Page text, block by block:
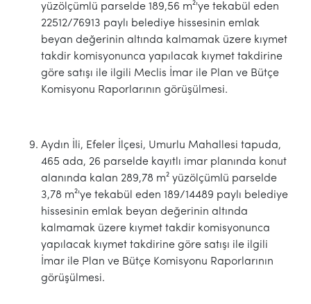
yüzölçümlü parselde 189,56 m²'ye tekabül eden
22512/76913 paylı belediye hissesinin emlak
beyan değerinin altında kalmamak üzere kıymet
takdir komisyonunca yapılacak kıymet takdirine
göre satışı ile ilgili Meclis İmar ile Plan ve Bütçe
Komisyonu Raporlarının görüşülmesi.
Aydın İli, Efeler İlçesi, Umurlu Mahallesi tapuda,
465 ada, 26 parselde kayıtlı imar planında konut
alanında kalan 289,78 m² yüzölçümlü parselde
3,78 m²'ye tekabül eden 189/14489 paylı belediye
hissesinin emlak beyan değerinin altında
kalmamak üzere kıymet takdir komisyonunca
yapılacak kıymet takdirine göre satışı ile ilgili
İmar ile Plan ve Bütçe Komisyonu Raporlarının
görüşülmesi.